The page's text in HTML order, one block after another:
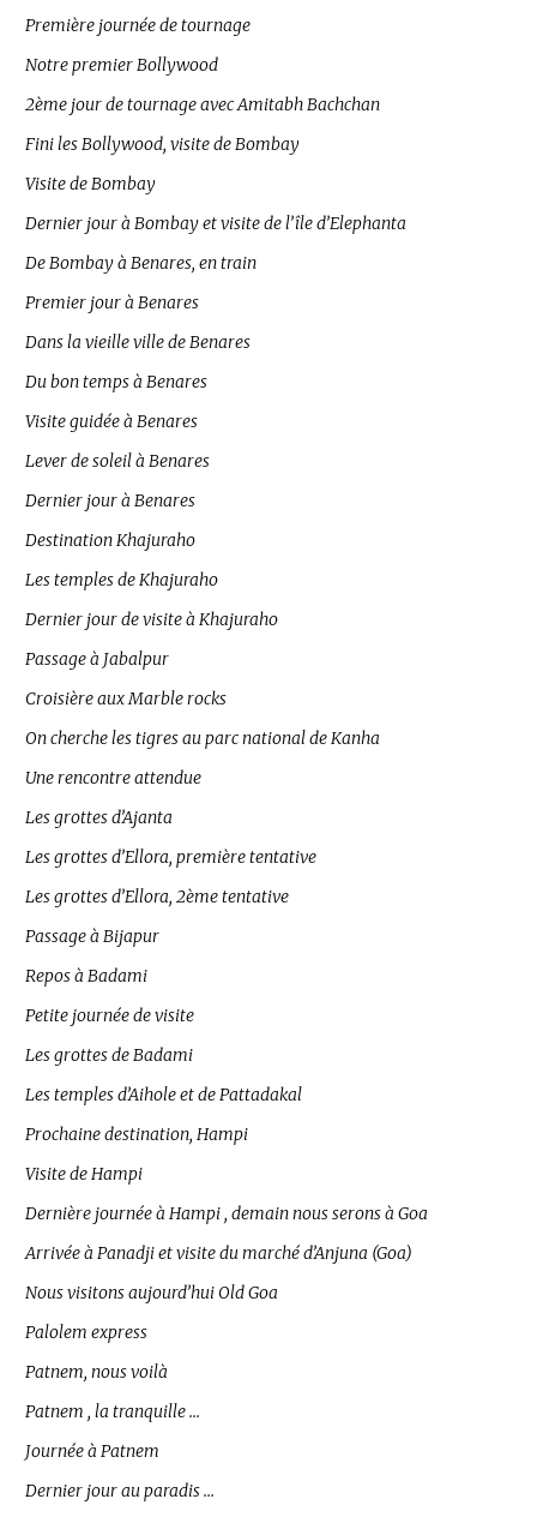
Première journée de tournage
Notre premier Bollywood
2ème jour de tournage avec Amitabh Bachchan
Fini les Bollywood, visite de Bombay
Visite de Bombay
Dernier jour à Bombay et visite de l’île d’Elephanta
De Bombay à Benares, en train
Premier jour à Benares
Dans la vieille ville de Benares
Du bon temps à Benares
Visite guidée à Benares
Lever de soleil à Benares
Dernier jour à Benares
Destination Khajuraho
Les temples de Khajuraho
Dernier jour de visite à Khajuraho
Passage à Jabalpur
Croisière aux Marble rocks
On cherche les tigres au parc national de Kanha
Une rencontre attendue
Les grottes d’Ajanta
Les grottes d’Ellora, première tentative
Les grottes d’Ellora, 2ème tentative
Passage à Bijapur
Repos à Badami
Petite journée de visite
Les grottes de Badami
Les temples d’Aihole et de Pattadakal
Prochaine destination, Hampi
Visite de Hampi
Dernière journée à Hampi , demain nous serons à Goa
Arrivée à Panadji et visite du marché d’Anjuna (Goa)
Nous visitons aujourd’hui Old Goa
Palolem express
Patnem, nous voilà
Patnem , la tranquille …
Journée à Patnem
Dernier jour au paradis …